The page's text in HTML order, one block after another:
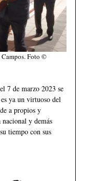
Campos. Foto ©
7 de marzo 2023 se
ya un virtuoso del
a propios y
y demás
tiempo con sus